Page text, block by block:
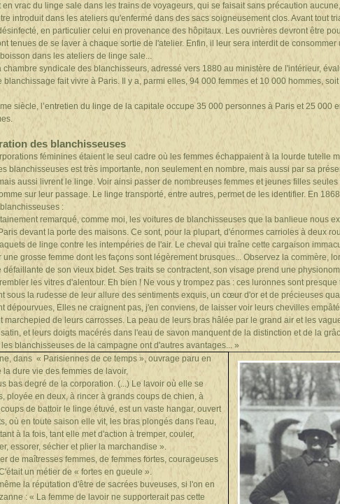
en vrac du linge sale dans les trains de voyageurs, qui se faisait sans précaution
introduit dans les ateliers qu'enfermé dans des sacs soigneusement clos. Avant tout
en particulier celui en provenance des hôpitaux. Les ouvrières devront être
tenues de se laver à chaque sortie de l'atelier. Enfin, il leur sera interdit de
dans les ateliers de linge sale...
chambre syndicale des blanchisseurs, adressé vers 1880 au ministère de l'intérieur,
fait vivre à Paris. Il y a, parmi elles, 94 000 femmes et 10 000 hommes,
siècle, l’entretien du linge de la capitale occupe 35 000 personnes à Paris et 25 000
des blanchisseuses
féminines étaient le seul cadre où les femmes échappaient à la lourde tutelle
blanchisseuses est très importante, non seulement en nombre, mais aussi par sa
aussi livrent le linge. Voir ainsi passer de nombreuses femmes et jeunes filles
sur leur passage. Le linge transporté, entre autres, permet de les identifier. En
:
remarqué, comme moi, les voitures de blanchisseuses que la banlieue nous
devant la porte des maisons. Ce sont, pour la plupart, d'énormes carrioles à deux
de linge contre les intempéries de l'air. Le cheval qui traîne cette cargaison
une grosse femme dont les façons sont légèrement brusques... Observez la commère,
défaillante de son vieux bidet. Ses traits se contractent, son visage prend une
les vitres d'alentour. Eh bien ! Ne vous y trompez pas : ces luronnes sont
sous la rudesse de leur allure des sentiments exquis, un cœur d'or et de précieuses
dépourvues, Elles ne craignent pas, j'en conviens, de laisser voir leurs chevilles
marchepied de leurs carrosses. La peau de leurs bras hâlée par le grand air et les
et leurs doigts macérés dans l'eau de savon manquent de la distinction et de la
blanchisseuses de la campagne ont d'autres avantages... »
dans « Parisiennes de ce temps », ouvrage paru en
la dure vie des femmes de lavoir,
bas degré de la corporation. (...) Le lavoir où elle se
ployée en deux, à rincer à grands coups de chien, à
de battoir le linge étuvé, est un vaste hangar, ouvert
où en toute saison elle vit, les bras plongés dans l'eau,
à la fois, tant elle met d'action à tremper, couler,
essorer, sécher et plier la marchandise ».
de maîtresses femmes, de femmes fortes, courageuses
un métier de « fortes en gueule ».
la réputation d'être de sacrées buveuses, si l'on en
: « La femme de lavoir ne supporterait pas cette